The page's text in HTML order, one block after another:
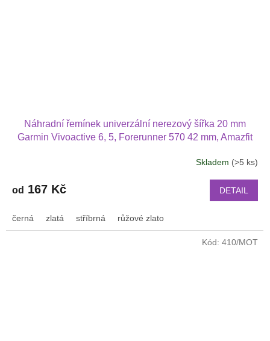
Náhradní řemínek univerzální nerezový šířka 20 mm
Garmin Vivoactive 6, 5, Forerunner 570 42 mm, Amazfit
produktu
z
5
Skladem (>5 ks)
od 167 Kč DETAIL
černá zlatá stříbrná růžové zlato
Kód: 410/MOT